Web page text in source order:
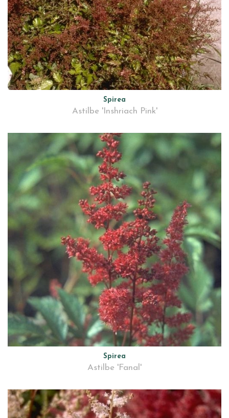
Spirea
Astilbe 'Inshriach Pink'
Spirea
Astilbe 'Fanal'